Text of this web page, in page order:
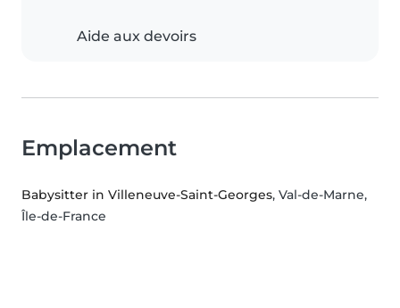
Aide aux devoirs
Emplacement
Babysitter in Villeneuve-Saint-Georges, Val-de-Marne,
Île-de-France